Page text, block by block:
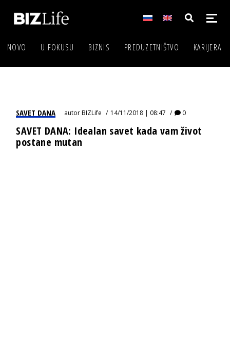
NOVO U FOKUSU BIZNIS PREDUZETNIŠTVO KARIJERA
SAVET DANA autorBIZLife 14/11/2018 | 08:47 0
SAVET DANA: Idealan savet kada vam život
postane mutan